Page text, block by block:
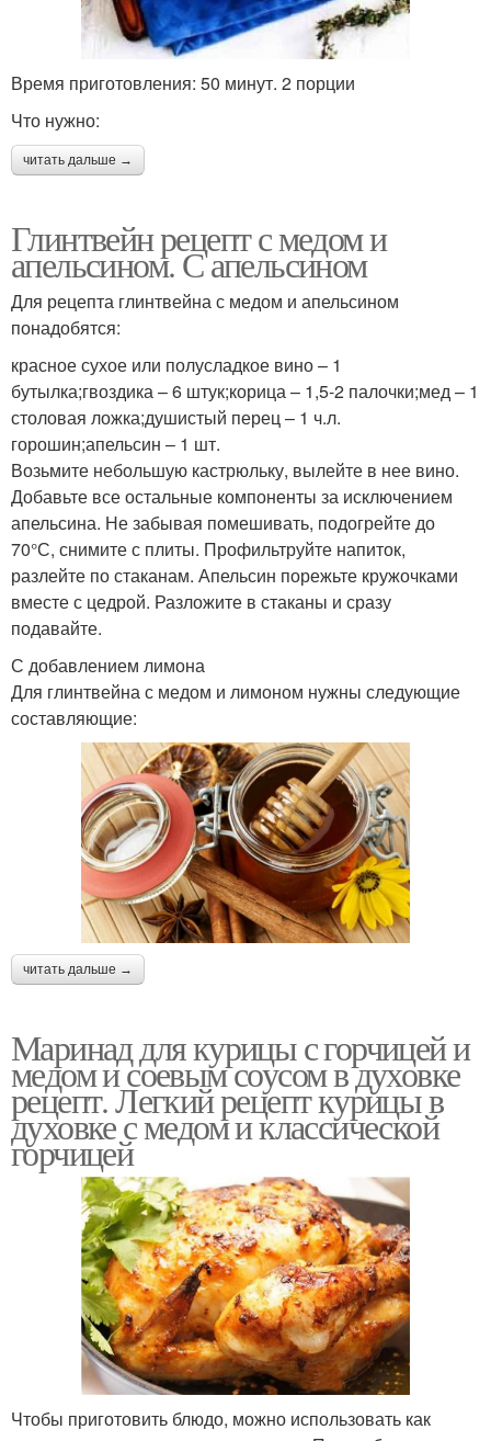
Время приготовления: 50 минут. 2 порции
Что нужно:
читать дальше →
Глинтвейн рецепт с медом и
апельсином. С апельсином
Для рецепта глинтвейна с медом и апельсином
понадобятся:
красное сухое или полусладкое вино – 1
бутылка;гвоздика – 6 штук;корица – 1,5-2 палочки;мед – 1
столовая ложка;душистый перец – 1 ч.л.
горошин;апельсин – 1 шт.
Возьмите небольшую кастрюльку, вылейте в нее вино.
Добавьте все остальные компоненты за исключением
апельсина. Не забывая помешивать, подогрейте до
70°С, снимите с плиты. Профильтруйте напиток,
разлейте по стаканам. Апельсин порежьте кружочками
вместе с цедрой. Разложите в стаканы и сразу
подавайте.
С добавлением лимона
Для глинтвейна с медом и лимоном нужны следующие
составляющие:
читать дальше →
Маринад для курицы с горчицей и
медом и соевым соусом в духовке
рецепт. Легкий рецепт курицы в
духовке с медом и классической
горчицей
Чтобы приготовить блюдо, можно использовать как